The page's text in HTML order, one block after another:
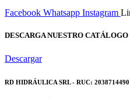
Facebook Whatsapp Instagram
DESCARGA NUESTRO
Descargar
RD HIDRÁULICA SRL - RUC: